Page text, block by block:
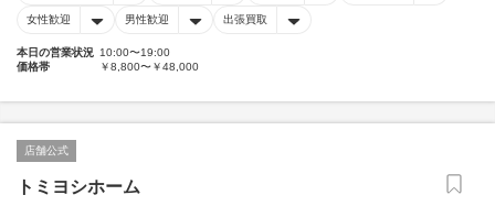
女性歓迎 男性歓迎 出張買取
本日の営業状況 10:00〜19:00
価格帯
￥8,800〜￥48,000
店舗公式
トミヨシホーム